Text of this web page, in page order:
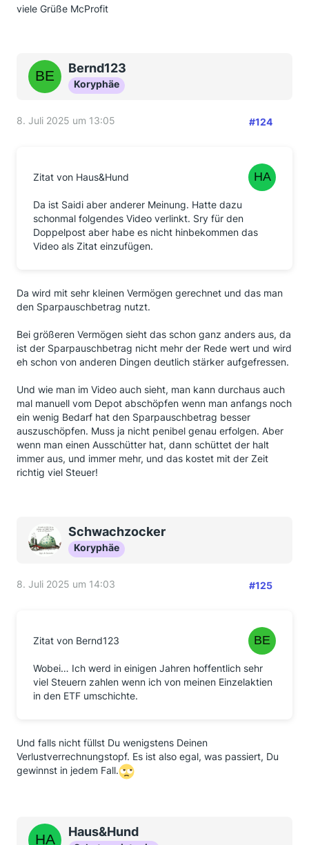
viele Grüße McProfit
Bernd123
Koryphäe
8. Juli 2025 um 13:05 #124
Zitat von Haus&Hund
Da ist Saidi aber anderer Meinung. Hatte dazu
schonmal folgendes Video verlinkt. Sry für den
Doppelpost aber habe es nicht hinbekommen das
Video als Zitat einzufügen.
Da wird mit sehr kleinen Vermögen gerechnet und das man
den Sparpauschbetrag nutzt.
Bei größeren Vermögen sieht das schon ganz anders aus, da
ist der Sparpauschbetrag nicht mehr der Rede wert und wird
eh schon von anderen Dingen deutlich stärker aufgefressen.
Und wie man im Video auch sieht, man kann durchaus auch
mal manuell vom Depot abschöpfen wenn man anfangs noch
ein wenig Bedarf hat den Sparpauschbetrag besser
auszuschöpfen. Muss ja nicht penibel genau erfolgen. Aber
wenn man einen Ausschütter hat, dann schüttet der halt
immer aus, und immer mehr, und das kostet mit der Zeit
richtig viel Steuer!
Schwachzocker
Koryphäe
8. Juli 2025 um 14:03 #125
Zitat von Bernd123
Wobei… Ich werd in einigen Jahren hoffentlich sehr
viel Steuern zahlen wenn ich von meinen Einzelaktien
in den ETF umschichte.
Und falls nicht füllst Du wenigstens Deinen
Verlustverrechnungstopf. Es ist also egal, was passiert, Du
gewinnst in jedem Fall.
Haus&Hund